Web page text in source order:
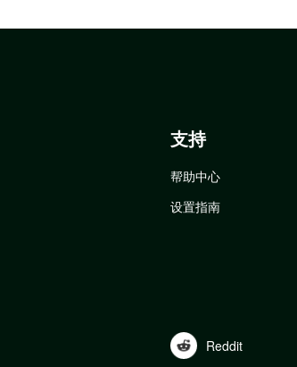
支持
帮助中心
设置指南
Reddit